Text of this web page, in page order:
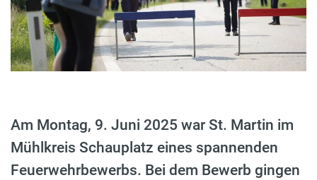
Am Montag, 9. Juni 2025 war St. Martin im
Mühlkreis Schauplatz eines spannenden
Feuerwehrbewerbs. Bei dem Bewerb gingen